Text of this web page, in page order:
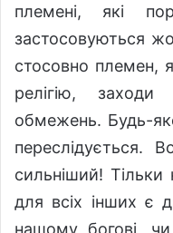
племені, які
застосовуються
стосовно племен,
релігію,
обмежень. Будь-
переслідується.
сильніший!
для всіх інших є
нашому богові,